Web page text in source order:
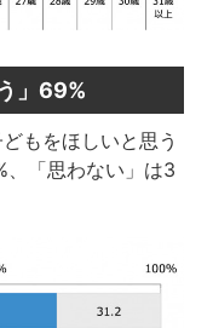
」69%
もをほしいと思う
、「思わない」は3